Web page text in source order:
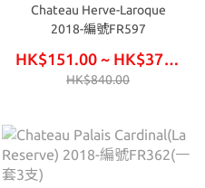
Chateau Herve-Laroque
2018-編號FR597
HK$151.00 ~ HK$378.00
HK$840.00